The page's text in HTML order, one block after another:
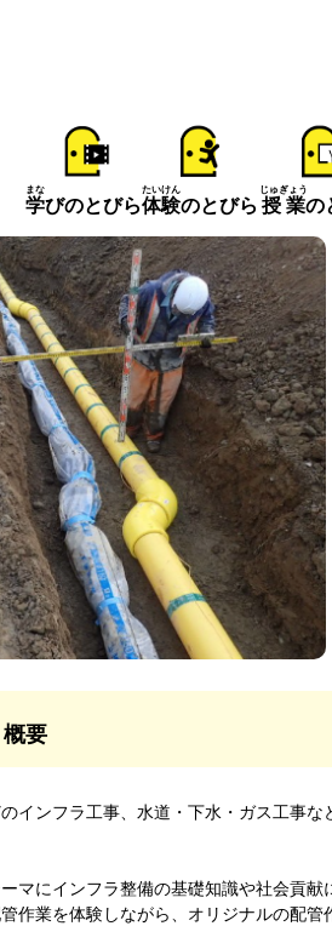
学
まな
びのとびら体験
たいけん
のとびら 授業
じゅぎょう
の
概要
ンフラ工事、水道・下水・ガス工事な
マにインフラ整備の基礎知識や社会貢献
作業を体験しながら、オリジナルの配管